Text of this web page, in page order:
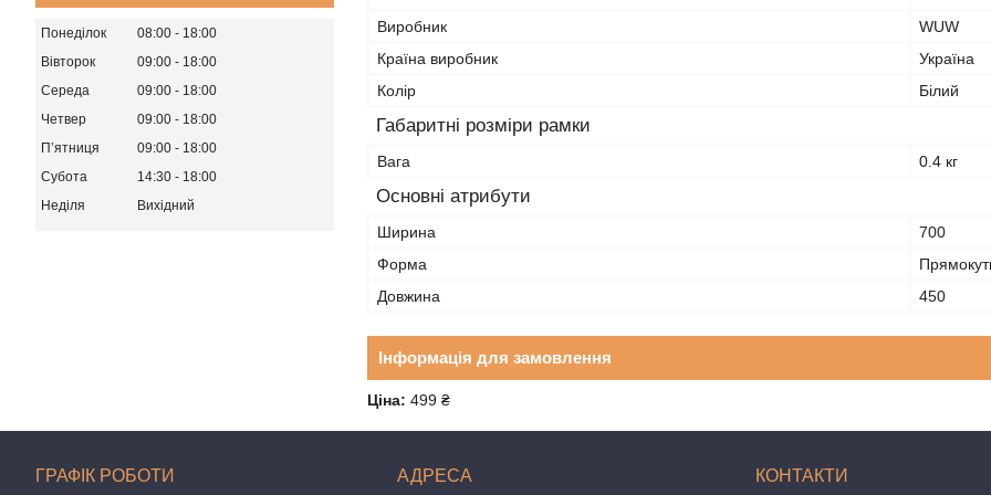
Виробник
WUW
Країна виробник
Україна
Колір
Білий
Габаритні розміри рамки
Вага 0.4 кг
Основні атрибути
Ширина
700
Форма
Довжина
450
Інформація для замовлення
Ціна: 499 ₴
Понеділок 08:00
18:00
Вівторок
09:00
18:00
Середа
09:00
18:00
Четвер
09:00
18:00
Пʼятниця
09:00
18:00
Субота
14:30
18:00
Неділя
Вихідний
ГРАФІК РОБОТИ